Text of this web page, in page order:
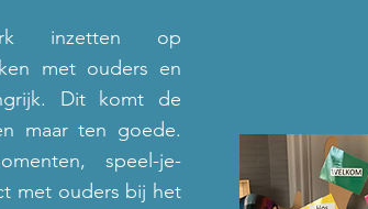
inzetten op
met ouders en
Dit komt de
maar ten goede.
speel-je-
met ouders bij het